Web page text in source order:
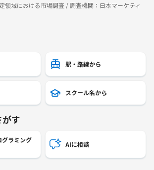
域における市場調査 / 調査機関：日本マーケティ
駅・路線から
スクール名から
す
グラミング
AIに相談